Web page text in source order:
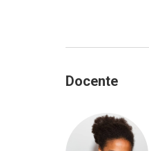
Docente